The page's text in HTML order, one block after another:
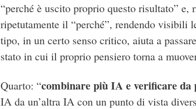
“perché è uscito proprio questo risultato”
ripetutamente il “perché”, rendendo visibili
tipo, in un certo senso critico, aiuta a
stato in cui il proprio pensiero torna a
Quarto: “combinare più IA e verificare da
IA da un’altra IA con un punto di vista